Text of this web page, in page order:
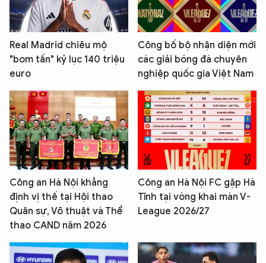
Real Madrid chiêu mộ
"bom tấn" kỷ lục 140 triệu
euro
Công bố bộ nhận diện mới
các giải bóng đá chuyên
nghiệp quốc gia Việt Nam
Công an Hà Nội khẳng
định vị thế tại Hội thao
Quân sự, Võ thuật và Thể
thao CAND năm 2026
Công an Hà Nội FC gặp Hà
Tĩnh tại vòng khai màn V-
League 2026/27